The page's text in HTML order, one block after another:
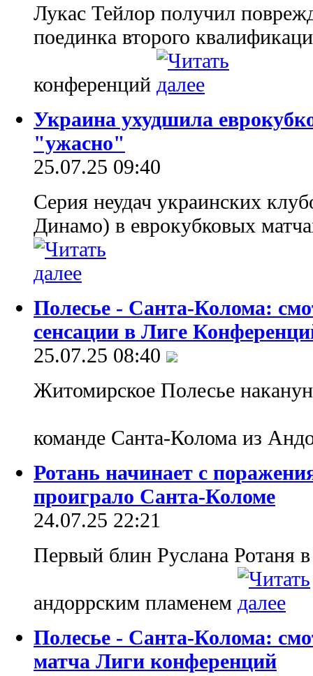
Лукас Тейлор получил
поединка второго
конференций
Украина ухудшила
"ужасно"
25.07.25 09:40
Серия неудач украинских
Динамо) в еврокубковых
Полесье - Санта-Колома:
сенсации в Лиге
25.07.25 08:40
Житомирское Полесье
команде Санта-Колома из
Ротань начинает с
проиграло Санта-Коломе
24.07.25 22:21
Первый блин Руслана Ротаня
андоррским пламенем
Полесье - Санта-Колома:
матча Лиги конференций